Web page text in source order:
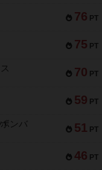
76 PT
75 PT
70 PT
59 PT
51 PT
ンバ
46 PT